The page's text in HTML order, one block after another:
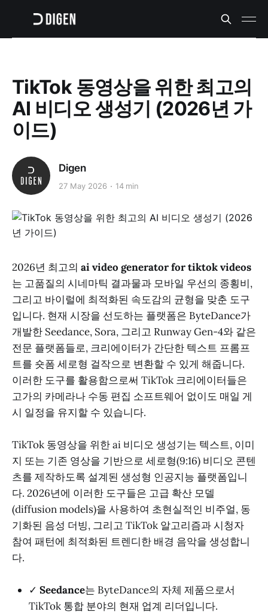
TikTok 동영상을 위한 최고의
AI 비디오 생성기 (2026년 가
이드)
Digen
27 May 2026 14 min
2026년 최고의 ai video generator for tiktok videos
는 고품질의 시네마틱 결과물과 모바일 우선의 종횡비,
그리고 바이럴에 최적화된 속도감의 균형을 맞춘 도구
입니다. 현재 시장을 선도하는 플랫폼은 ByteDance가
개발한 Seedance, Sora, 그리고 Runway Gen-4와 같은
전문 플랫폼들로, 크리에이터가 간단한 텍스트 프롬프
트를 숏폼 세로형 걸작으로 변환할 수 있게 해줍니다.
이러한 도구를 활용함으로써 TikTok 크리에이터들은
고가의 카메라나 수동 편집 소프트웨어 없이도 매일 게
시 일정을 유지할 수 있습니다.
TikTok 동영상을 위한 ai 비디오 생성기는 텍스트, 이미
지 또는 기존 영상을 기반으로 세로형(9:16) 비디오 콘텐
츠를 제작하도록 설계된 생성형 인공지능 플랫폼입니
다. 2026년에 이러한 도구들은 고급 확산 모델
(diffusion models)을 사용하여 초현실적인 비주얼, 동
기화된 음성 더빙, 그리고 TikTok 알고리즘과 시청자
참여 패턴에 최적화된 트렌디한 배경 음악을 생성합니
다.
✓ Seedance는 ByteDance의 자체 제품으로서
TikTok 통합 분야의 현재 업계 리더입니다.